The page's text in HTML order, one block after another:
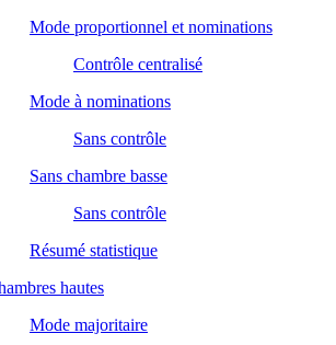
Mode proportionnel et nominations
Contrôle centralisé
Mode à nominations
Sans contrôle
Sans chambre basse
Sans contrôle
Résumé statistique
hautes
Mode majoritaire